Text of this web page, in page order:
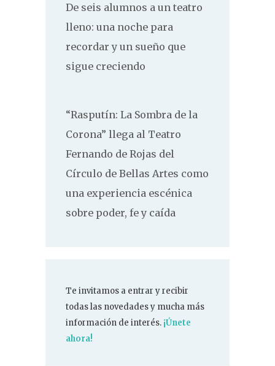
De seis alumnos a un teatro
lleno: una noche para
recordar y un sueño que
sigue creciendo
“Rasputín: La Sombra de la
Corona” llega al Teatro
Fernando de Rojas del
Círculo de Bellas Artes como
una experiencia escénica
sobre poder, fe y caída
Te invitamos a entrar y recibir
todas las novedades y mucha más
información de interés. ¡Únete
ahora!